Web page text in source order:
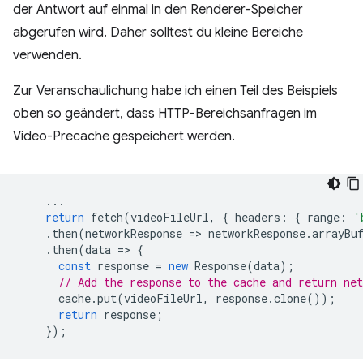
der Antwort auf einmal in den Renderer-Speicher
abgerufen wird. Daher solltest du kleine Bereiche
verwenden.
Zur Veranschaulichung habe ich einen Teil des Beispiels
oben so geändert, dass HTTP-Bereichsanfragen im
Video-Precache gespeichert werden.
...
return fetch(videoFileUrl, { headers : { range :
. then(networkResponse => networkResponse.
. then(data => {
const response = new Response(data);
// Add the response to the cache and return
cache.put(videoFileUrl, response.clone());
return response ;
});